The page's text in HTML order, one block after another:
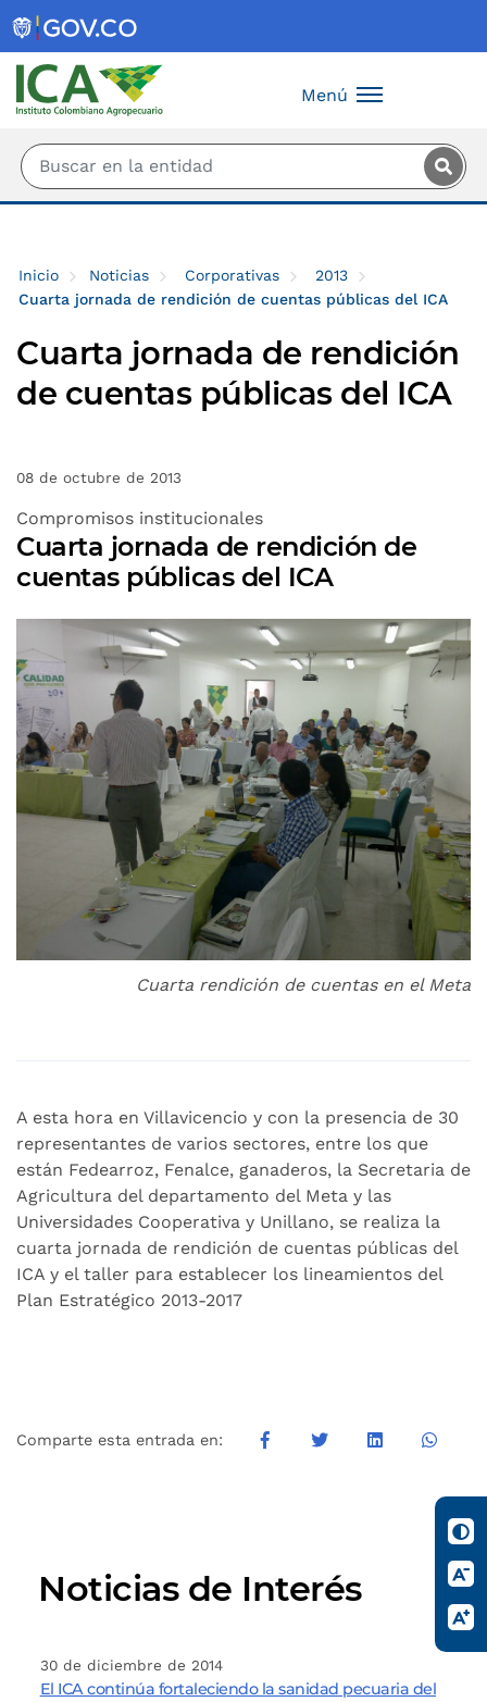
Menú
Inicio Noticias Corporativas
2013
Cuarta jornada de rendición de cuentas públicas del ICA
Cuarta jornada de rendición
de cuentas públicas del ICA
08 de octubre de 2013
Compromisos institucionales
Cuarta jornada de rendición de
cuentas públicas del ICA
Cuarta rendición de cuentas en el Meta
A esta hora en Villavicencio y con la presencia de 30
representantes de varios sectores, entre los que
están Fedearroz, Fenalce, ganaderos, la Secretaria de
Agricultura del departamento del Meta y las
Universidades Cooperativa y Unillano, se realiza la
cuarta jornada de rendición de cuentas públicas del
ICA y el taller para establecer los lineamientos del
Plan Estratégico 2013-2017
Comparte esta entrada en:
Noticias de Interés
30 de diciembre de 2014
El ICA continúa fortaleciendo la sanidad pecuaria del